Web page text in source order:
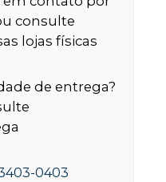
consulte
lojas físicas
de entrega?
0403